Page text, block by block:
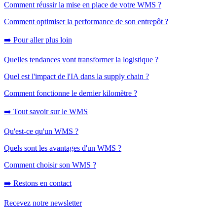
Comment réussir la mise en place de votre WMS ?
Comment optimiser la performance de son entrepôt ?
➡️ Pour aller plus loin
Quelles tendances vont transformer la logistique ?
Quel est l'impact de l'IA dans la supply chain ?
Comment fonctionne le dernier kilomètre ?
➡️ Tout savoir sur le WMS
Qu'est-ce qu'un WMS ?
Quels sont les avantages d'un WMS ?
Comment choisir son WMS ?
➡️ Restons en contact
Recevez notre newsletter